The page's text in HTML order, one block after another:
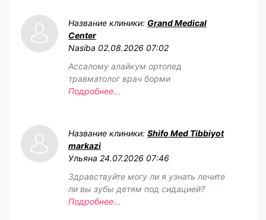
Название клиники: Grand Medical
Center
Nasiba 02.08.2026 07:02
Ассалому алайкум ортопед
травматолог врач борми
Подробнее...
Название клиники: Shifo Med Tibbiyot
markazi
Ульяна 24.07.2026 07:46
Здравствуйте могу ли я узнать лечите
ли вы зубы детям под сидацией?
Подробнее...